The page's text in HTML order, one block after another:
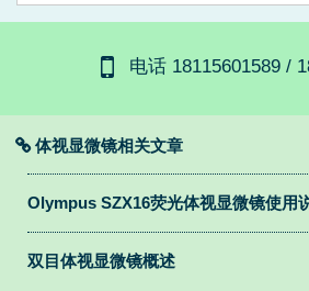
电话 18115601589 /
体视显微镜相关文章
Olympus SZX16荧光体视显微镜使用
双目体视显微镜概述